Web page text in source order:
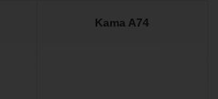
Kama A74